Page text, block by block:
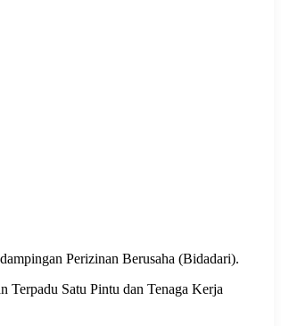
Perizinan Berusaha (Bidadari).
Terpadu Satu Pintu dan Tenaga Kerja